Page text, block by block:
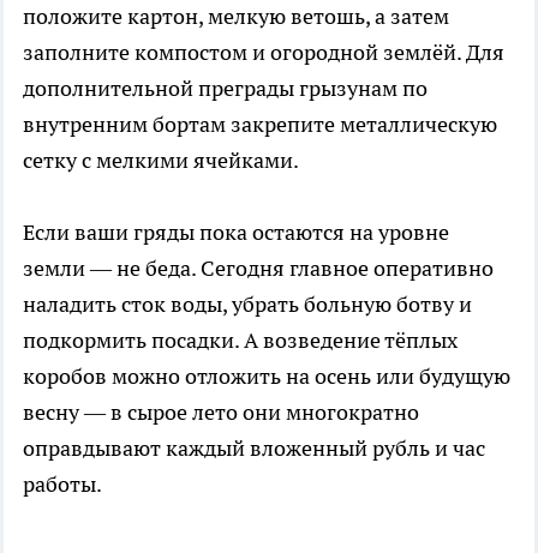
положите картон, мелкую ветошь, а затем
заполните компостом и огородной землёй. Для
дополнительной преграды грызунам по
внутренним бортам закрепите металлическую
сетку с мелкими ячейками.
Если ваши гряды пока остаются на уровне
земли — не беда. Сегодня главное оперативно
наладить сток воды, убрать больную ботву и
подкормить посадки. А возведение тёплых
коробов можно отложить на осень или будущую
весну — в сырое лето они многократно
оправдывают каждый вложенный рубль и час
работы.